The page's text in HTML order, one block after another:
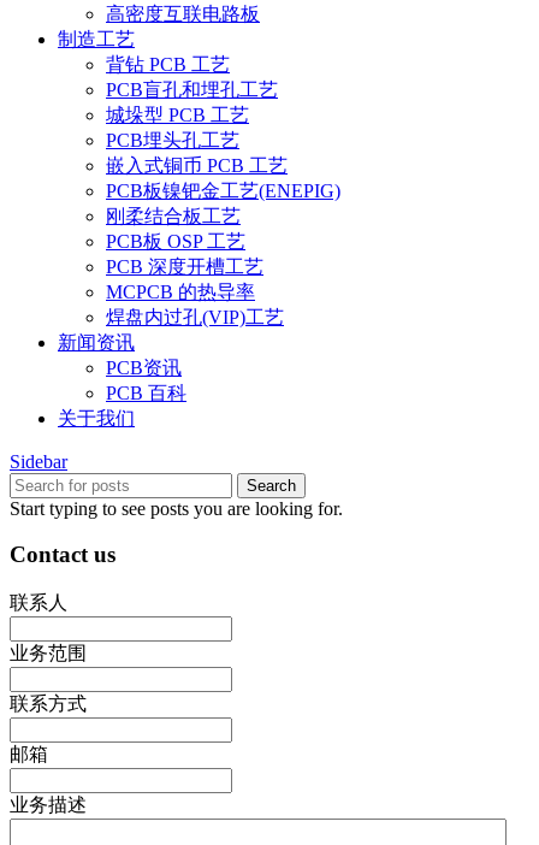
高密度互联电路板
制造工艺
背钻 PCB 工艺
PCB盲孔和埋孔工艺
城垛型 PCB 工艺
PCB埋头孔工艺
嵌入式铜币 PCB 工艺
PCB板镍钯金工艺(ENEPIG)
刚柔结合板工艺
PCB板 OSP 工艺
PCB 深度开槽工艺
MCPCB 的热导率
焊盘内过孔(VIP)工艺
新闻资讯
PCB资讯
PCB 百科
关于我们
Sidebar
Search
Start typing to see posts you are looking for.
Contact us
联系人
业务范围
联系方式
邮箱
业务描述